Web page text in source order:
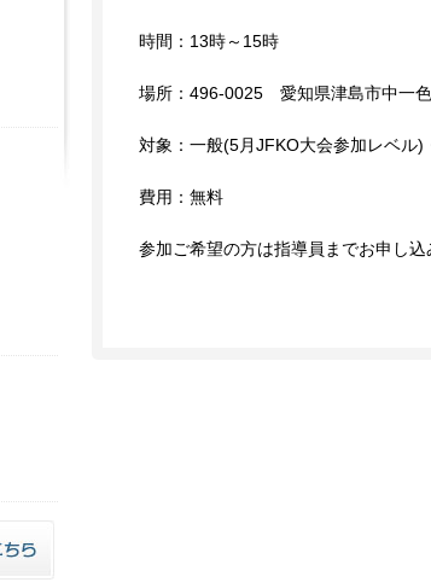
時間：13時～15時
場所：496-0025 愛知県津島市中一
対象：一般(5月JFKO大会参加レベル)
費用：無料
参加ご希望の方は指導員までお申し込